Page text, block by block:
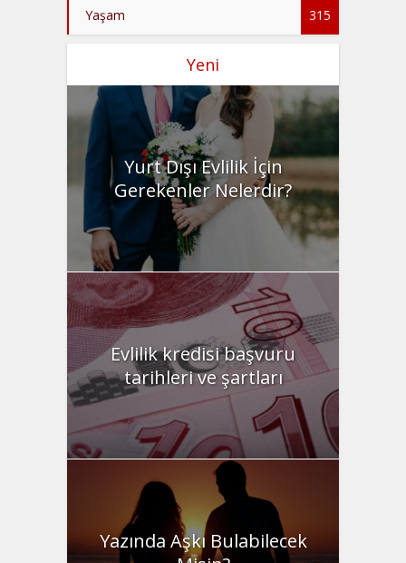
Yaşam 315
Yeni
Yurt Dışı Evlilik İçin
Gerekenler Nelerdir?
Evlilik kredisi başvuru
tarihleri ve şartları
Yazında Aşkı Bulabilecek